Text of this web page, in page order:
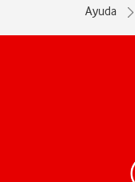
Ayuda